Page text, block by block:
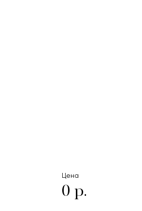
Цена
0 р.